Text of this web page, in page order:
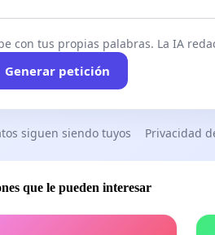
con tus propias palabras. La IA
Generar petición
siguen siendo tuyos Privacidad
que le pueden interesar